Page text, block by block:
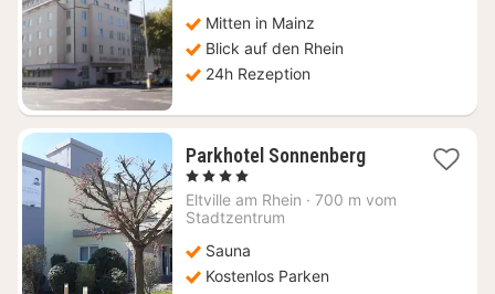
€
Mitten in Mainz
Blick auf den Rhein
24h Rezeption
Parkhotel Sonnenberg1
ab
, 4 Sterne
Eltville am Rhein · 700 m vom
Stadtzentrum
Sauna
Kostenlos Parken